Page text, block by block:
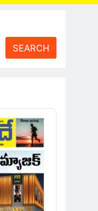
SEARCH